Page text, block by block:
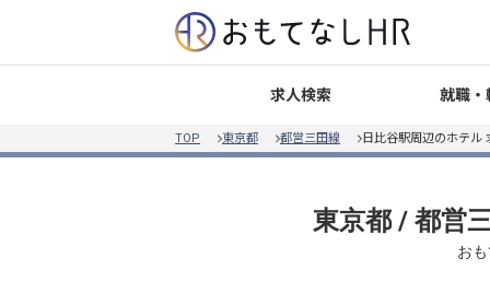
求人検索 就職・
TOP 東京都 都営三田線 日比谷駅周辺のホテル
東京都 / 都営
お